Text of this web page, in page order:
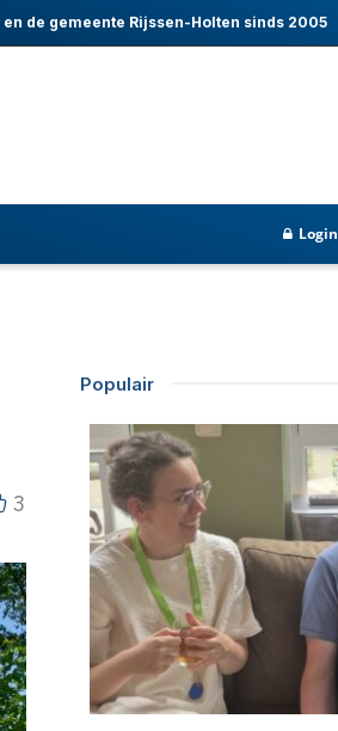
de gemeente Rijssen-Holten sinds 2005
Login
3
Populair